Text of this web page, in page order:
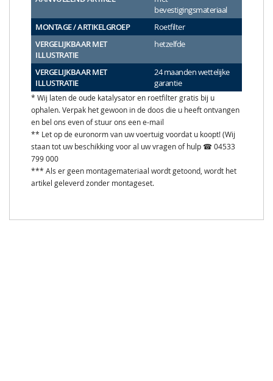
bevestigingsmateriaal
MONTAGE / ARTIKELGROEP
Roetfilter
VERGELIJKBAAR MET
ILLUSTRATIE
hetzelfde
VERGELIJKBAAR MET
ILLUSTRATIE
24 maanden wettelijke
garantie
* Wij laten de oude katalysator en roetfilter gratis bij u
ophalen. Verpak het gewoon in de doos die u heeft ontvangen
en bel ons even of stuur ons een e-mail
** Let op de euronorm van uw voertuig voordat u koopt! (Wij
staan tot uw beschikking voor al uw vragen of hulp ☎ 04533
799 000
*** Als er geen montagemateriaal wordt getoond, wordt het
artikel geleverd zonder montageset.